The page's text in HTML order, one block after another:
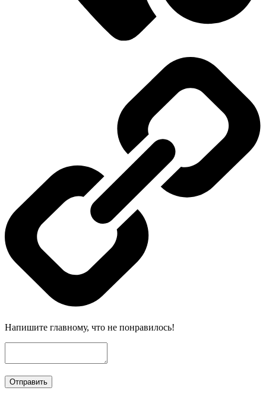
Напишите главному, что не понравилось!